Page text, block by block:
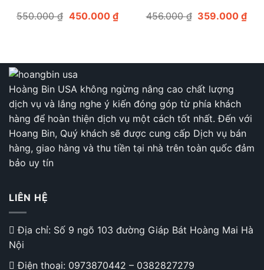
550.000₫ Giá
450.000 ₫Giá
hiện
456.000₫ Giá
359.000₫Giá
Hoàng Bin USA không ngừng nâng cao chất lượng
dịch vụ và lắng nghe ý kiến đóng góp từ phía khách
hàng để hoàn thiện dịch vụ một cách tốt nhất. Đến với
Hoang Bin, Quý khách sẽ được cung cấp Dịch vụ bán
hàng, giao hàng và thu tiền tại nhà trên toàn quốc đảm
bảo uy tín
LIÊN HỆ
Địa chỉ: Số 9 ngõ 103 đường Giáp Bát Hoàng Mai Hà
Nội
Điện thoại: 0973870442 – 0382827279